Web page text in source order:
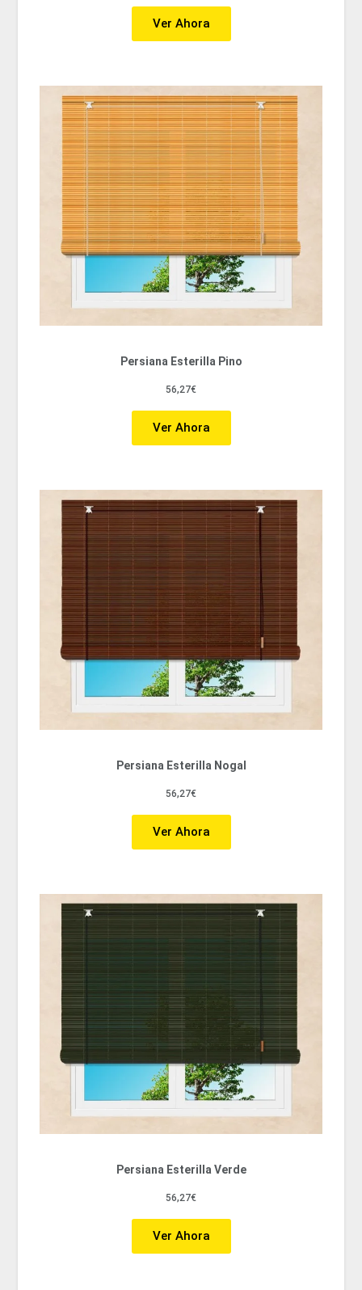
Ver Ahora
Persiana Esterilla Pino
56,27€
Ver Ahora
Persiana Esterilla Nogal
56,27€
Ver Ahora
Persiana Esterilla Verde
56,27€
Ver Ahora